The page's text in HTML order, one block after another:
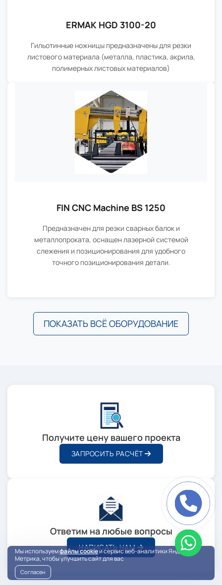
ERMAK HGD 3100-20
Гильотинные ножницы предназначены для резки
листового материала (металла, пластика, акрила,
полимерных листовых материалов)
FIN CNC Machine BS 1250
Предназначен для резки сварных балок и
металлопроката, оснащен лазерной системой
слежения и позиционирования для удобного
точного позиционирования детали.
ПОКАЗАТЬ ВСЁ ОБОРУДОВАНИЕ
Получите цену вашего проекта
ЗАПРОСИТЬ РАСЧЁТ
Ответим на любые вопросы
НАПИСАТЬ НАМ
Мы используемфайлы cookieи сервис веб-аналитики Яндекс
Метрика, чтобы улучшить сайт для вас
Согласен